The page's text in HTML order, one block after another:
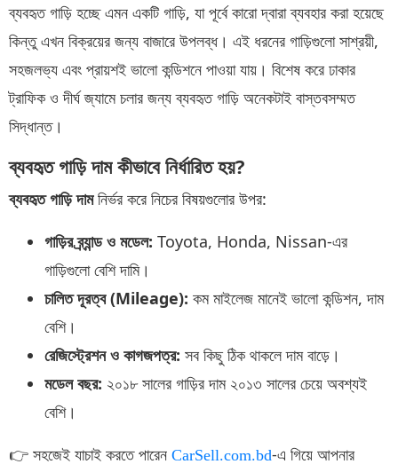
ব্যবহৃত গাড়ি হচ্ছে এমন একটি গাড়ি, যা পূর্বে কারো দ্বারা ব্যবহার করা হয়েছে
কিন্তু এখন বিক্রয়ের জন্য বাজারে উপলব্ধ। এই ধরনের গাড়িগুলো সাশ্রয়ী,
সহজলভ্য এবং প্রায়শই ভালো কন্ডিশনে পাওয়া যায়। বিশেষ করে ঢাকার
ট্রাফিক ও দীর্ঘ জ্যামে চলার জন্য ব্যবহৃত গাড়ি অনেকটাই বাস্তবসম্মত
সিদ্ধান্ত।
ব্যবহৃত গাড়ি দাম কীভাবে নির্ধারিত হয়?
ব্যবহৃত গাড়ি দামনির্ভর করে নিচের বিষয়গুলোর উপর:
গাড়ির ব্র্যান্ড ও মডেল: Toyota, Honda, Nissan-এর
গাড়িগুলো বেশি দামি।
চালিত দূরত্ব (Mileage): কম মাইলেজ মানেই ভালো কন্ডিশন, দাম
বেশি।
রেজিস্ট্রেশন ও কাগজপত্র: সব কিছু ঠিক থাকলে দাম বাড়ে।
মডেল বছর: ২০১৮ সালের গাড়ির দাম ২০১৩ সালের চেয়ে অবশ্যই
বেশি।
👉 সহজেই যাচাই করতে পারেন CarSell.com.bd-এ গিয়ে আপনার